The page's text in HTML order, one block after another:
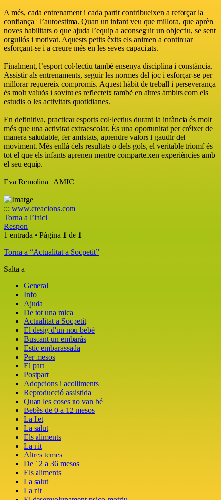
A més, cada entrenament i cada partit contribueixen a reforçar la
confiança i l’autoestima. Quan un infant veu que millora, que aprèn
noves habilitats o que ajuda l’equip a aconseguir un objectiu, se sent
orgullós i motivat. Aquests petits èxits els animen a continuar
esforçant-se i a creure més en les seves capacitats.
Finalment, l’esport col·lectiu també ensenya disciplina i constància.
Assistir als entrenaments, seguir les normes del joc i esforçar-se per
millorar requereix compromís. Aquest hàbit de treball i perseverança
és molt valuós i sovint es reflecteix també en altres àmbits com els
estudis o les activitats quotidianes.
En definitiva, practicar esports col·lectius durant la infància és molt
més que una activitat extraescolar. És una oportunitat per créixer de
manera saludable, fer amistats, aprendre valors i gaudir del
moviment. Més enllà dels resultats o dels gols, el veritable triomf és
tot el que els infants aprenen mentre comparteixen experiències amb
el seu equip.
Eva Remolina | AMIC
::: www.creacions.com
Torna a l’inici
Respon
1 entrada • Pàgina 1 de 1
Torna a “Actualitat a Socpetit”
Salta a
General
Info
Ajuda
De tot una mica
Actualitat a Socpetit
El desig d'un nou bebè
Buscant un embaràs
Estic embarassada
Per mesos
El part
Postpart
Adopcions i acolliments
Reproducció assistida
Quan les coses no van bé
Bebès de 0 a 12 mesos
La llet
La salut
Els aliments
La nit
Altres temes
De 12 a 36 mesos
Els aliments
La salut
La nit